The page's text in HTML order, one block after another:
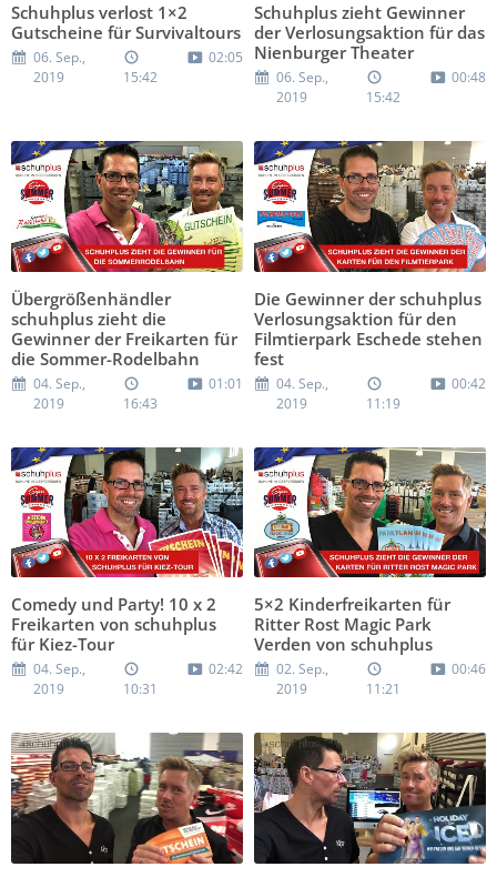
Schuhplus verlost 1×2
Gutscheine für Survivaltours
06. Sep.,
2019
15:42
02:05
Schuhplus zieht Gewinner
der Verlosungsaktion für das
Nienburger Theater
06. Sep.,
2019
15:42
00:48
Übergrößenhändler
schuhplus zieht die
Gewinner der Freikarten für
die Sommer-Rodelbahn
04. Sep.,
2019
16:43
01:01
Die Gewinner der schuhplus
Verlosungsaktion für den
Filmtierpark Eschede stehen
fest
04. Sep.,
2019
11:19
00:42
Comedy und Party! 10 x 2
Freikarten von schuhplus
für Kiez-Tour
04. Sep.,
2019
10:31
02:42
5×2 Kinderfreikarten für
Ritter Rost Magic Park
Verden von schuhplus
02. Sep.,
2019
11:21
00:46